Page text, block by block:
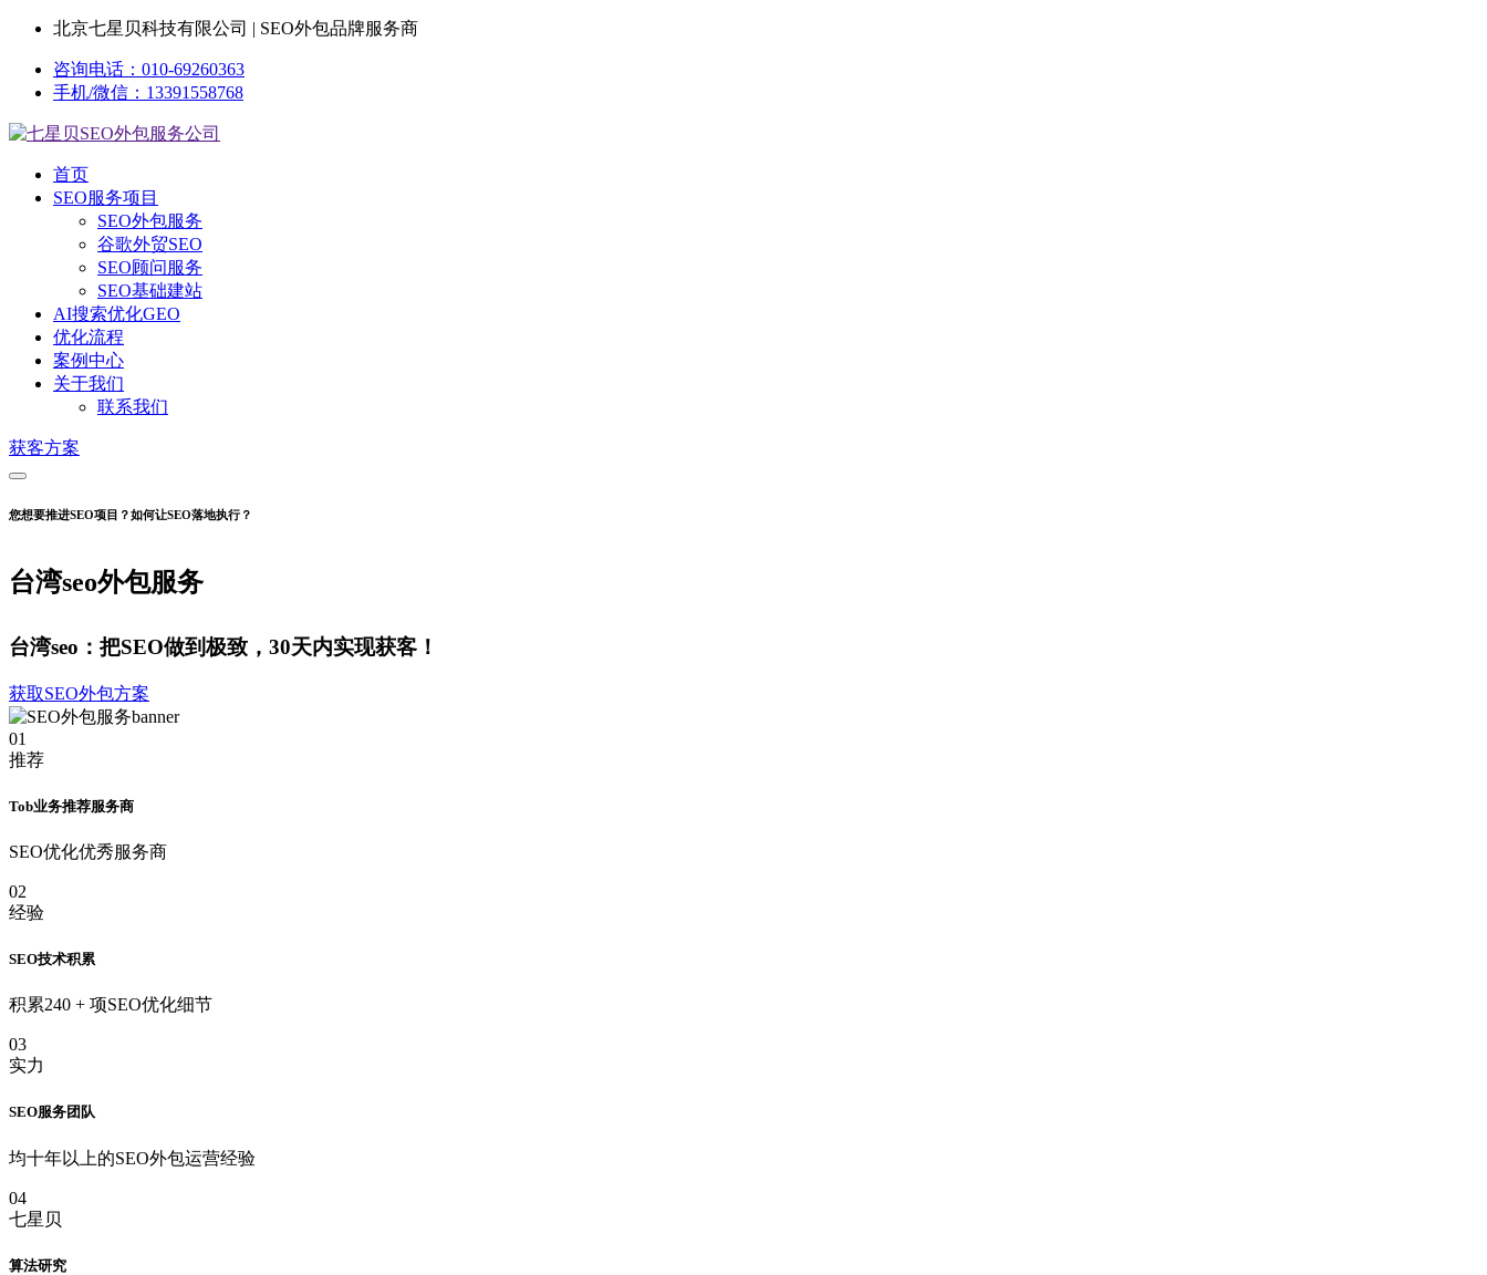
北京七星贝科技有限公司 | SEO外包品牌服务商
咨询电话：010-69260363
手机/微信：13391558768
首页
SEO服务项目
SEO外包服务
谷歌外贸SEO
SEO顾问服务
SEO基础建站
AI搜索优化GEO
优化流程
案例中心
关于我们
联系我们
获客方案
您想要推进SEO项目？如何让SEO落地执行？
台湾seo外包服务
台湾seo：把SEO做到极致，30天内实现获客！
获取SEO外包方案
01
推荐
Tob业务推荐服务商
SEO优化优秀服务商
02
经验
SEO技术积累
积累240 + 项SEO优化细节
03
实力
SEO服务团队
均十年以上的SEO外包运营经验
04
七星贝
算法研究